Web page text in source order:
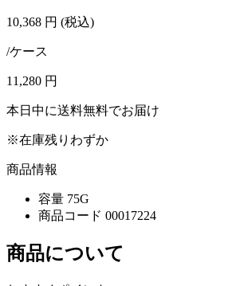
10,368 円 (税込)
/ケース
11,280 円
本日中に送料無料でお届け
※在庫残りわずか
商品情報
容量 75G
商品コード 00017224
商品について